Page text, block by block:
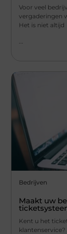
Voor veel
vergaderingen
Het is niet altijd
Bedrijven
Maakt uw
Kent u het